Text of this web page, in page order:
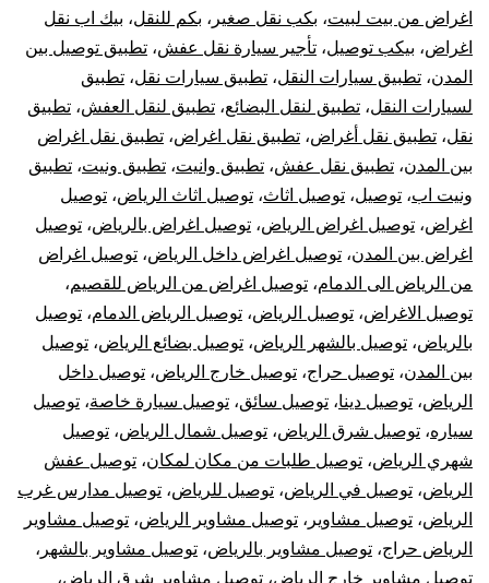
خارج
الرياض
اغراض من بيت لبيت، بكب نقل صغير ، بكم للنقل، بيك اب نقل
اغراض، بيكب توصيل، تأجير سيارة نقل عفش، تطبيق توصيل بين
المدن، تطبيق سيارات النقل، تطبيق سيارات نقل، تطبيق
لسيارات النقل، تطبيق لنقل البضائع، تطبيق لنقل العفش، تطبيق
نقل، تطبيق نقل أغراض، تطبيق نقل اغراض، تطبيق نقل اغراض
بين المدن، تطبيق نقل عفش، تطبيق وانيت، تطبيق ونيت، تطبيق
ونيت اب، توصيل، توصيل اثاث، توصيل اثاث الرياض، توصيل
اغراض، توصيل اغراض الرياض، توصيل اغراض بالرياض، توصيل
اغراض بين المدن، توصيل اغراض داخل الرياض، توصيل اغراض
من الرياض الى الدمام، توصيل اغراض من الرياض للقصيم،
توصيل الاغراض، توصيل الرياض، توصيل الرياض الدمام، توصيل
بالرياض، توصيل بالشهر الرياض، توصيل بضائع الرياض، توصيل
بين المدن، توصيل حراج، توصيل خارج الرياض، توصيل داخل
الرياض، توصيل دينا، توصيل سائق، توصيل سيارة خاصة، توصيل
سياره، توصيل شرق الرياض، توصيل شمال الرياض، توصيل
شهري الرياض، توصيل طلبات من مكان لمكان، توصيل عفش
الرياض، توصيل في الرياض، توصيل للرياض، توصيل مدارس غرب
الرياض، توصيل مشاوير ، توصيل مشاوير الرياض، توصيل مشاوير
الرياض حراج، توصيل مشاوير بالرياض، توصيل مشاوير بالشهر ،
توصيل مشاوير خارج الرياض، توصيل مشاوير شرق الرياض،